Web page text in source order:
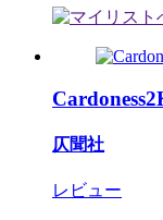
仄聞社
レビュー